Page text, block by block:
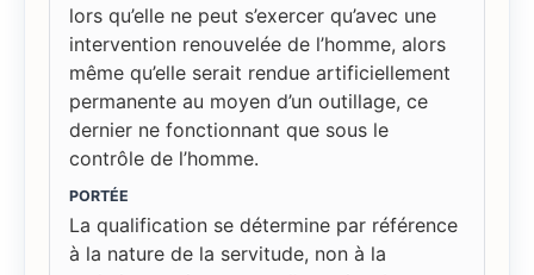
lors qu’elle ne peut s’exercer qu’avec une
intervention renouvelée de l’homme, alors
même qu’elle serait rendue artificiellement
permanente au moyen d’un outillage, ce
dernier ne fonctionnant que sous le
contrôle de l’homme.
PORTÉE
La qualification se détermine par référence
à la nature de la servitude, non à la